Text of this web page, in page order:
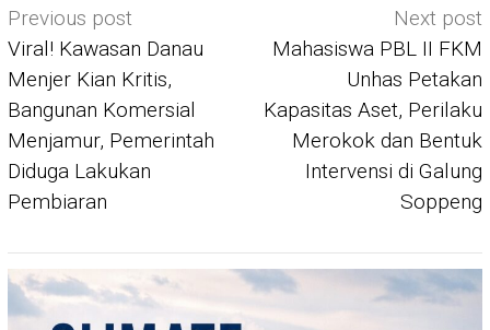
Post
navigation
Previous post
Viral! Kawasan Danau
Menjer Kian Kritis,
Bangunan Komersial
Menjamur, Pemerintah
Diduga Lakukan
Pembiaran
Next post
Mahasiswa PBL II FKM
Unhas Petakan
Kapasitas Aset, Perilaku
Merokok dan Bentuk
Intervensi di Galung
Soppeng